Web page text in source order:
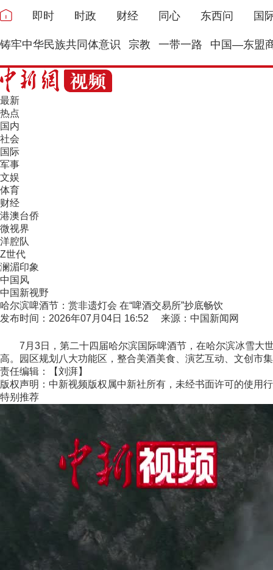
即时 时政 财经 同心 东西问 国
铸牢中华民族共同体意识 宗教 一带一路 中国—东盟
最新
热点
国内
社会
国际
军事
文娱
体育
财经
港澳台侨
微视界
洋腔队
Z世代
澜湄印象
中国风
中国新视野
哈尔滨啤酒节：赏非遗灯会 在“啤酒交易所”抄底畅饮
发布时间：2026年07月04日 16:52 来源：中国新闻网
7月3日，第二十四届哈尔滨国际啤酒节，在哈尔滨冰雪大世
高。园区规划八大功能区，整合美酒美食、演艺互动、文创市
责任编辑：【刘湃】
版权声明：中新视频版权属中新社所有，未经书面许可的使用
特别推荐